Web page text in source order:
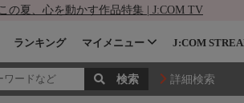
この夏、心を動かす作品特集 | J:COM TV
ランキング マイメニュー J:COM
詳細検索